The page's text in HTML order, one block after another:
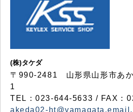
(株)タケダ
〒990-2481 山形県山形市あ
1
TEL：023-644-5633 / FAX：
akeda02-